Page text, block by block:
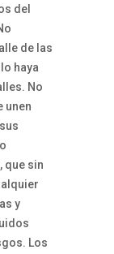
del
de las
haya
No
unen
que sin
y
Los